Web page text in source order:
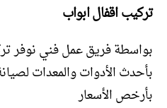
تركيب اقفال ابواب
بواسطة فريق عمل فني نوفر
بأحدث الأدوات والمعدات
بأرخص الأسعار